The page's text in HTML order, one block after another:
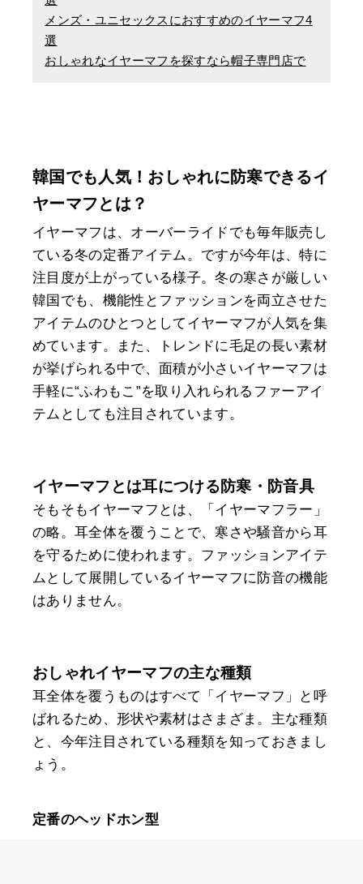
メンズ・ユニセックスにおすすめのイヤーマフ4
選
おしゃれなイヤーマフを探すなら帽子専門店で
韓国でも人気！おしゃれに防寒できるイ
ヤーマフとは？
イヤーマフは、オーバーライドでも毎年販売し
ている冬の定番アイテム。ですが今年は、特に
注目度が上がっている様子。冬の寒さが厳しい
韓国でも、機能性とファッションを両立させた
アイテムのひとつとしてイヤーマフが人気を集
めています。また、トレンドに毛足の長い素材
が挙げられる中で、面積が小さいイヤーマフは
手軽に“ふわもこ”を取り入れられるファーアイ
テムとしても注目されています。
イヤーマフとは耳につける防寒・防音具
そもそもイヤーマフとは、「イヤーマフラー」
の略。耳全体を覆うことで、寒さや騒音から耳
を守るために使われます。ファッションアイテ
ムとして展開しているイヤーマフに防音の機能
はありません。
おしゃれイヤーマフの主な種類
耳全体を覆うものはすべて「イヤーマフ」と呼
ばれるため、形状や素材はさまざま。主な種類
と、今年注目されている種類を知っておきまし
ょう。
定番のヘッドホン型